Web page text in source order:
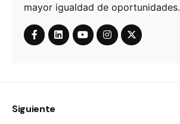
mayor igualdad de oportunidades.
Siguiente